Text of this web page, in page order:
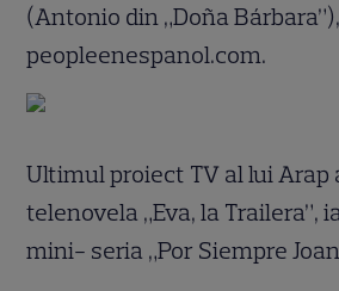
(Antonio din „Doña
peopleenespanol.com.
Ultimul proiect TV al lui Arap
telenovela „Eva, la Trailera”,
mini- seria „Por Siempre